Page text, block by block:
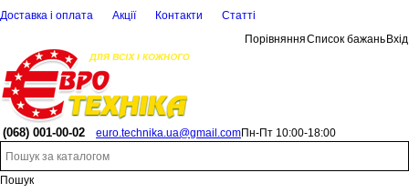
Доставка і оплата Акції Контакти
Статті
ПорівнянняСписок бажань Вхід
(068) 001-00-02 euro.technika.ua@gmail.comПн-Пт 10:00-18:00
Пошук